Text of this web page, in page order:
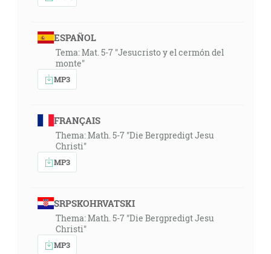
ESPAÑOL
Tema: Mat. 5-7 "Jesucristo y el cermón del
monte"
MP3
FRANÇAIS
Thema: Math. 5-7 "Die Bergpredigt Jesu
Christi"
MP3
SRPSKOHRVATSKI
Thema: Math. 5-7 "Die Bergpredigt Jesu
Christi"
MP3